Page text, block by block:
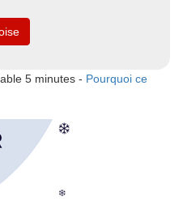
5 minutes - Pourquoi ce